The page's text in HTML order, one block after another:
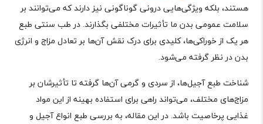
هستند، بلکه ویژگی‌هایی درونی گوناگونی نیز دارند که می‌توانند بر
سلامت عمومی بدن ما تأثیرات مختلفی بگذارند. در طب سنتی طبع
هر یک از خوراکی‌ها، کلیدی برای درک نقش آن‌ها بر تعادل مزاج و انرژی
بدن در نظر گرفته می‌شود.
شناخت طبع آجیل‌ها، از سردی و گرمی آن‌ها گرفته تا تأثیرشان بر
مزاج‌های مختلف، می‌تواند راهی برای استفاده بهینه از این مواد
غذایی پرخاصیت باشد. در این مقاله، به بررسی طبع انواع آجیل و